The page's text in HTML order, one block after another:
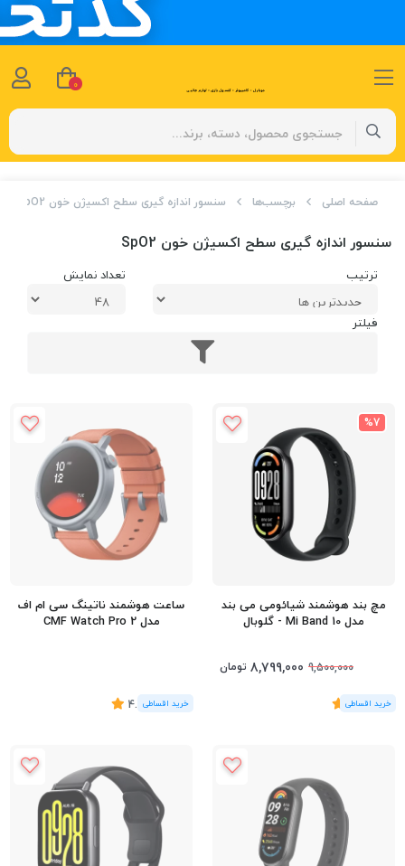
صفحه اصلی برچسب‌ها سنسور اندازه گیری سطح اکسیژن خون SpO2
سنسور اندازه گیری سطح اکسیژن خون SpO2
ترتیب تعداد نمایش
فیلتر
%7
مچ بند هوشمند شیائومی می بند
مدل Mi Band 10 - گلوبال
9,500,000
8,799,000 تومان
(1رای)
5
ساعت هوشمند ناتینگ سی ام اف
مدل CMF Watch Pro 2
(7 رای)
4.43
0